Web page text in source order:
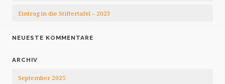
Eintrag in die Stiftertafel – 2023
NEUESTE KOMMENTARE
ARCHIV
September 2025